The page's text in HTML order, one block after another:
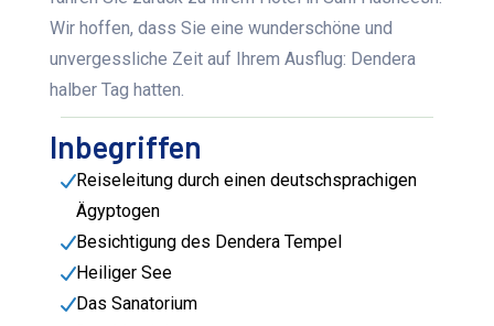
Wir hoffen, dass Sie eine wunderschöne und
unvergessliche Zeit auf Ihrem Ausflug: Dendera
halber Tag hatten.
Inbegriffen
Reiseleitung durch einen deutschsprachigen
Ägyptogen
Besichtigung des Dendera Tempel
Heiliger See
Das Sanatorium